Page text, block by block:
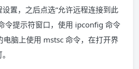
置，之后点选“允许远程连接到此
令提示符窗口，使用 ipconfig 命令
脑上使用 mstsc 命令，在打开界